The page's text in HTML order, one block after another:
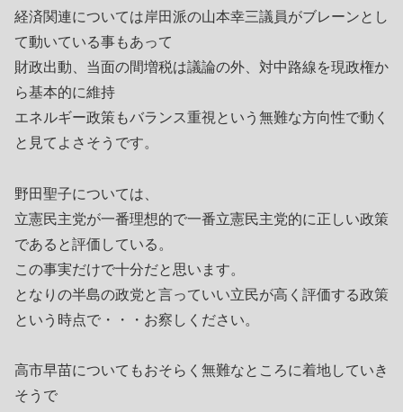
経済関連については岸田派の山本幸三議員がブレーンとし
て動いている事もあって
財政出動、当面の間増税は議論の外、対中路線を現政権か
ら基本的に維持
エネルギー政策もバランス重視という無難な方向性で動く
と見てよさそうです。
野田聖子については、
立憲民主党が一番理想的で一番立憲民主党的に正しい政策
であると評価している。
この事実だけで十分だと思います。
となりの半島の政党と言っていい立民が高く評価する政策
という時点で・・・お察しください。
高市早苗についてもおそらく無難なところに着地していき
そうで